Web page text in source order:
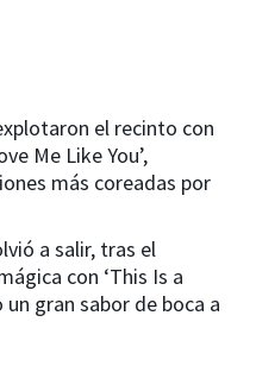
el recinto con
Me Like You’,
más coreadas por
a salir, tras el
con ‘This Is a
un gran sabor de boca a